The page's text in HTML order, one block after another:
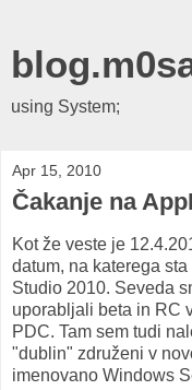
using System;
Apr 15, 2010
Čakanje na
Kot že veste je
datum, na katerega
Studio 2010. Seveda
uporabljali beta in RC
PDC. Tam sem tudi
"dublin" združeni v
imenovano Windows